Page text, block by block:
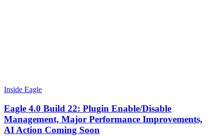
Inside Eagle
Eagle 4.0 Build 22: Plugin Enable/Disable
Management, Major Performance Improvements,
AI Action Coming Soon